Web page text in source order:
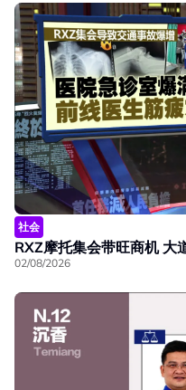
社会
RXZ摩托集会带旺商机 大
02/08/2026